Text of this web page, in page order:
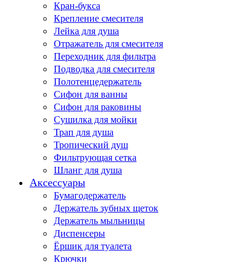
Кран-букса
Крепление смесителя
Лейка для душа
Отражатель для смесителя
Переходник для фильтра
Подводка для смесителя
Полотенцедержатель
Сифон для ванны
Сифон для раковины
Сушилка для мойки
Трап для душа
Тропический душ
Фильтрующая сетка
Шланг для душа
Аксессуары
Бумагодержатель
Держатель зубных щеток
Держатель мыльницы
Диспенсеры
Ёршик для туалета
Крючки